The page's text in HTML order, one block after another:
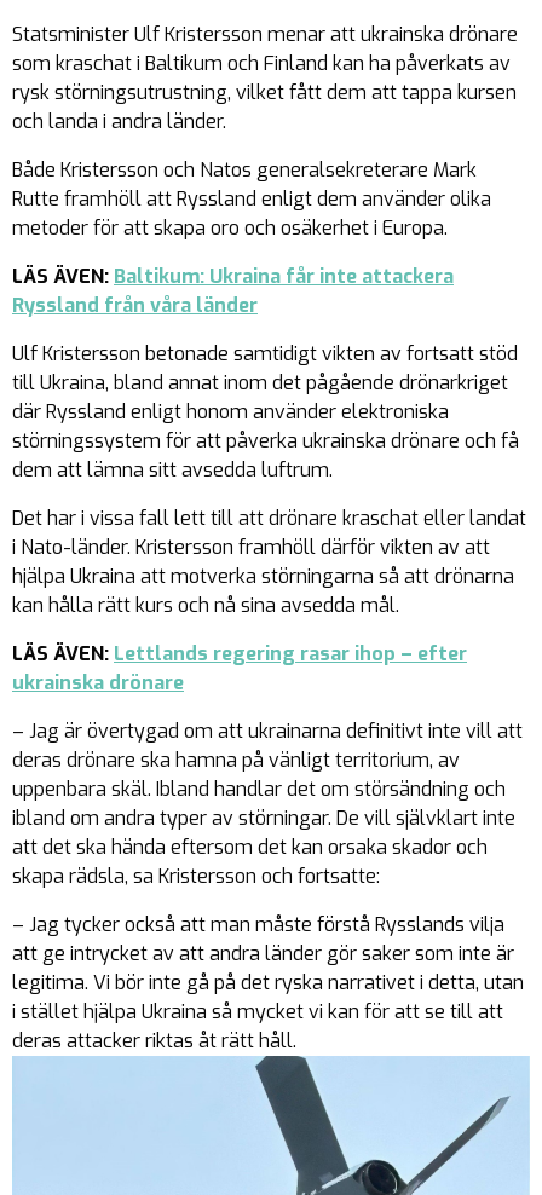
Statsminister Ulf Kristersson menar att ukrainska drönare
som kraschat i Baltikum och Finland kan ha påverkats av
rysk störningsutrustning, vilket fått dem att tappa kursen
och landa i andra länder.
Både Kristersson och Natos generalsekreterare Mark
Rutte framhöll att Ryssland enligt dem använder olika
metoder för att skapa oro och osäkerhet i Europa.
LÄS ÄVEN: Baltikum: Ukraina får inte attackera
Ryssland från våra länder
Ulf Kristersson betonade samtidigt vikten av fortsatt stöd
till Ukraina, bland annat inom det pågående drönarkriget
där Ryssland enligt honom använder elektroniska
störningssystem för att påverka ukrainska drönare och få
dem att lämna sitt avsedda luftrum.
Det har i vissa fall lett till att drönare kraschat eller landat
i Nato-länder. Kristersson framhöll därför vikten av att
hjälpa Ukraina att motverka störningarna så att drönarna
kan hålla rätt kurs och nå sina avsedda mål.
LÄS ÄVEN: Lettlands regering rasar ihop – efter
ukrainska drönare
– Jag är övertygad om att ukrainarna definitivt inte vill att
deras drönare ska hamna på vänligt territorium, av
uppenbara skäl. Ibland handlar det om störsändning och
ibland om andra typer av störningar. De vill självklart inte
att det ska hända eftersom det kan orsaka skador och
skapa rädsla, sa Kristersson och fortsatte:
– Jag tycker också att man måste förstå Rysslands vilja
att ge intrycket av att andra länder gör saker som inte är
legitima. Vi bör inte gå på det ryska narrativet i detta, utan
i stället hjälpa Ukraina så mycket vi kan för att se till att
deras attacker riktas åt rätt håll.